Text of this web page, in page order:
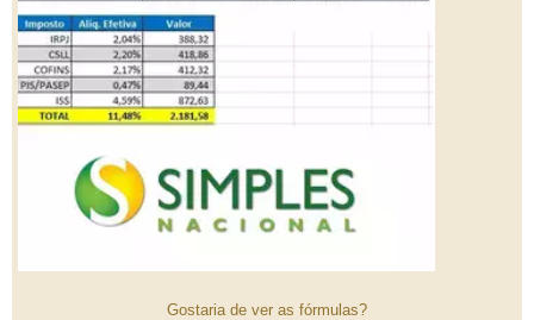
Gostaria de ver as fórmulas?